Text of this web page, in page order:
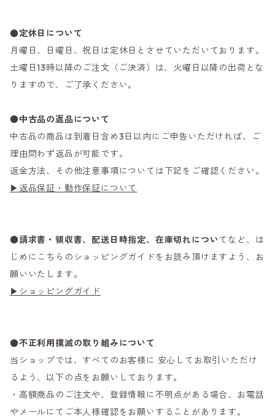
●定休日について
月曜日、日曜日、祝日は定休日とさせていただいております。
土曜日13時以降のご注文（ご決済）は、火曜日以降の出荷とな
りますので、ご了承ください。
●中古品の返品について
中古品の商品は到着日含め3日以内にご申告いただければ、ご
理由問わず返品が可能です。
返金方法、その他注意事項については下記をご確認ください。
▶返品保証・動作保証について
●請求書・領収書、配送日時指定、在庫切れについてなど、は
じめにこちらのショッピングガイドをお読み頂けますよう、お
願いいたします。
▶ショッピングガイド
●不正利用撲滅の取り組みについて
当ショップでは、すべてのお客様に 安心してお取引いただけ
るよう、以下の点をお願いしております。
・高額商品のご注文や、登録情報に不明点がある場合、お電話
やメールにてご本人様確認をお願いすることがあります。